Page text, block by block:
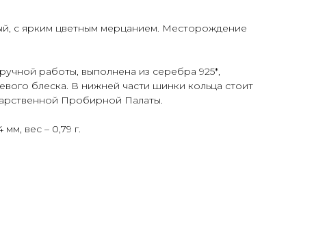
с ярким цветным мерцанием. Месторождение
работы, выполнена из серебра 925*,
блеска. В нижней части шинки кольца стоит
Пробирной Палаты.
мм, вес – 0,79 г.